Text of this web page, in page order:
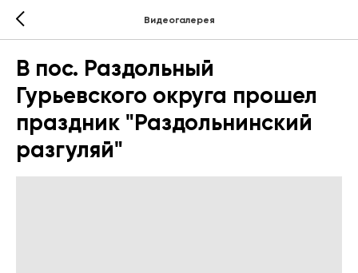
Видеогалерея
В пос. Раздольный
Гурьевского округа прошел
праздник "Раздольнинский
разгуляй"